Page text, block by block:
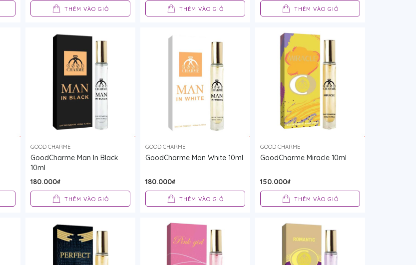
THÊM VÀO GIỎ THÊM VÀO GIỎ THÊM VÀO GIỎ
GOOD CHARME
GoodCharme Man In Black
10ml
180.000₫
THÊM VÀO GIỎ
GOOD CHARME
GoodCharme Man White 10ml
180.000₫
THÊM VÀO GIỎ
GOOD CHARME
GoodCharme Miracle 10ml
150.000₫
THÊM VÀO GIỎ